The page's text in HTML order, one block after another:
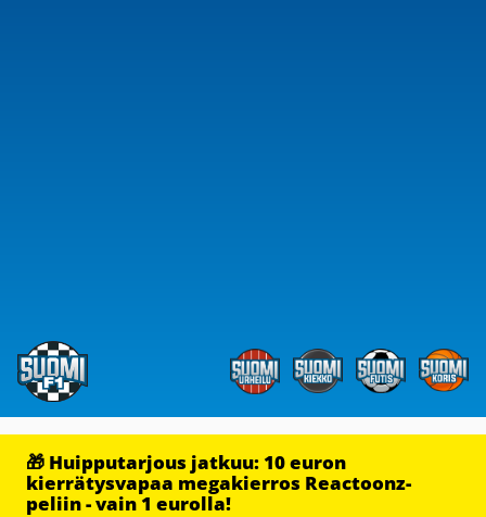
🎁 Huipputarjous jatkuu: 10 euron
kierrätysvapaa megakierros Reactoonz-
peliin - vain 1 eurolla!